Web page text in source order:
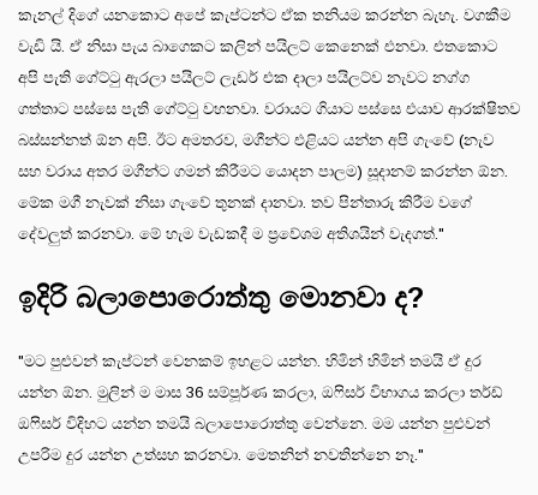
කැනල් දිගේ යනකොට අපේ කැප්ටන්ට ඒක තනියම කරන්න බැහැ. වගකීම
වැඩි යි. ඒ නිසා පැය බාගෙකට කලින් පයිලට් කෙනෙක් එනවා. එතකොට
අපි පැති ගේට්ටු ඇරලා පයිලට් ලැඩර් එක දාලා පයිලට්ව නැවට නග්ග
ගත්තාට පස්සෙ පැති ගේට්ටු වහනවා. වරායට ගියාට පස්සෙ එයාව ආරක්ෂිතව
බස්සන්නත් ඕන අපි. ඊට අමතරව, මගීන්ට එළියට යන්න අපි ගැංවේ (නැව
සහ වරාය අතර මගීන්ට ගමන් කිරීමට යොදන පාලම) සූදානම් කරන්න ඕන.
මේක මගී නැවක් නිසා ගැංවේ තුනක් දානවා. තව පින්තාරු කිරීම වගේ
දේවලුත් කරනවා. මේ හැම වැඩකදී ම ප්‍රවේශම අතිශයින් වැදගත්."
ඉදිරි බලාපොරොත්තු මොනවා ද?
"මට පුළුවන් කැප්ටන් වෙනකම් ඉහළට යන්න. හිමින් හිමින් තමයි ඒ දුර
යන්න ඕන. මුලින් ම මාස 36 සම්පූර්ණ කරලා, ඔෆිසර් විභාගය කරලා තර්ඩ්
ඔෆිසර් විදිහට යන්න තමයි බලාපොරොත්තු වෙන්නෙ. මම යන්න පුළුවන්
උපරිම දුර යන්න උත්සහ කරනවා. මෙතනින් නවතින්නෙ නෑ."